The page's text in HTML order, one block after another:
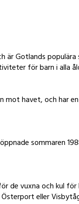
är Gotlands
för barn i alla
havet, och har
sommaren
de vuxna och kul
eller